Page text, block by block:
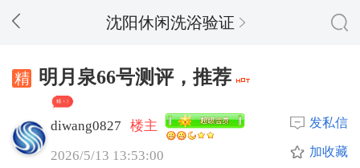
沈阳休闲洗浴验证
明月泉66号测评，推荐
精 + 3
diwang0827
楼主
2026/5/13 13:53:00
发私信
加收藏